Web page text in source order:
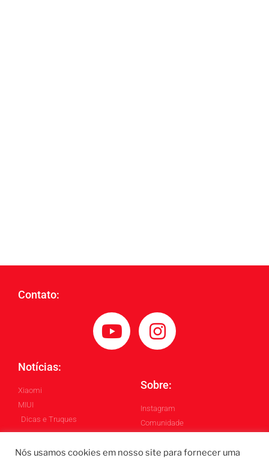
Contato:
Notícias:
Xiaomi
MIUI
Dicas e Truques
Sobre:
Instagram
Comunidade
Nós usamos cookies em nosso site para fornecer uma